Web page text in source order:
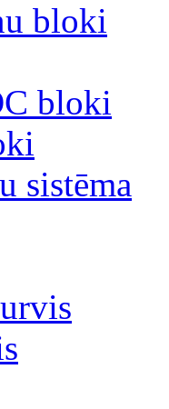
bloki
bloki
sistēma